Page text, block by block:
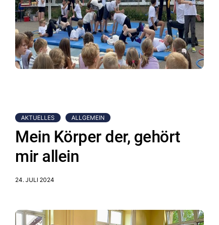
AKTUELLES ALLGEMEIN
Mein Körper der, gehört
mir allein
24. JULI 2024